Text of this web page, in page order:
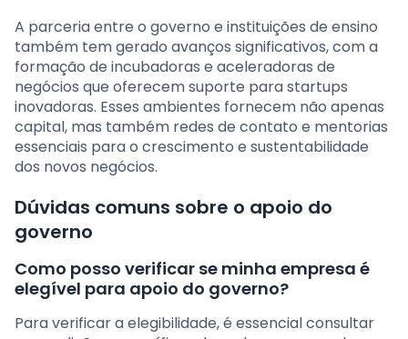
A parceria entre o governo e instituições de ensino
também tem gerado avanços significativos, com a
formação de incubadoras e aceleradoras de
negócios que oferecem suporte para startups
inovadoras. Esses ambientes fornecem não apenas
capital, mas também redes de contato e mentorias
essenciais para o crescimento e sustentabilidade
dos novos negócios.
Dúvidas comuns sobre o apoio do
governo
Como posso verificar se minha empresa é
elegível para apoio do governo?
Para verificar a elegibilidade, é essencial consultar